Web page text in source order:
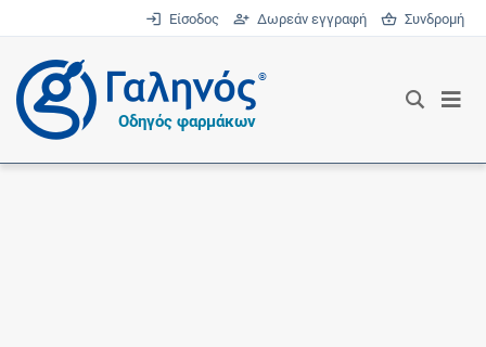
Είσοδος Δωρεάν εγγραφή Συνδρομή
®
Οδηγός φαρμάκων